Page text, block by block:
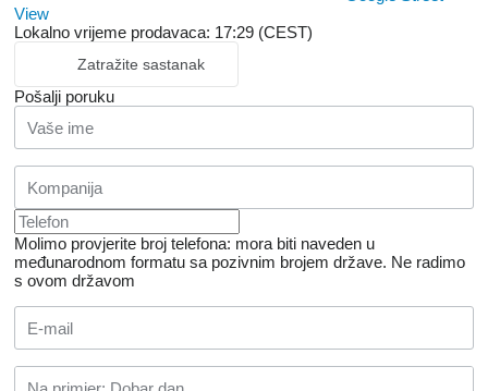
View
Lokalno vrijeme prodavaca: 17:29 (CEST)
Zatražite sastanak
Pošalji poruku
Molimo provjerite broj telefona: mora biti naveden u
međunarodnom formatu sa pozivnim brojem države. Ne radimo
s ovom državom